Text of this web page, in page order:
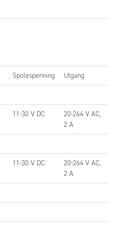
Spolespenning Utgang
11-30 V DC
20-264 V AC,
2 A
11-30 V DC
20-264 V AC,
2 A